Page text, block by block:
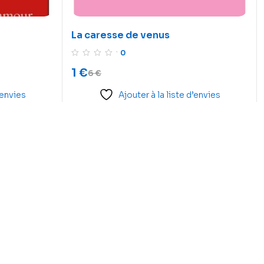
La caresse de venus
0
6€
1 €
Ajouter à la liste d’envies